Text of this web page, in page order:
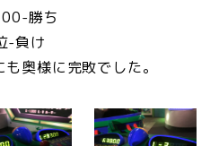
勝ち
-負け
奥様に完敗でした。